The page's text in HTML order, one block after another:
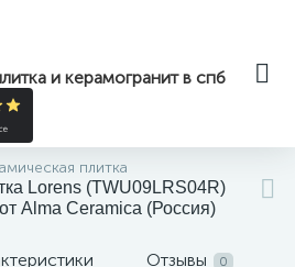
и керамогранит в спб
плитка
Lorens (TWU09LRS04R)
Alma Ceramica (Россия)
Отзывы 0